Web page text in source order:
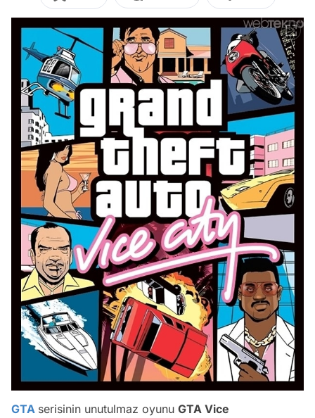
GTA serisinin unutulmaz oyunu GTA Vice